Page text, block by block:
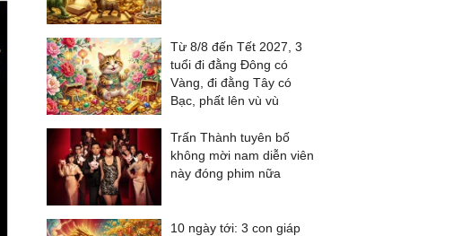
Từ 8/8 đến Tết 2027, 3
tuổi đi đằng Đông có
Vàng, đi đằng Tây có
Bạc, phất lên vù vù
Trấn Thành tuyên bố
không mời nam diễn viên
này đóng phim nữa
10 ngày tới: 3 con giáp